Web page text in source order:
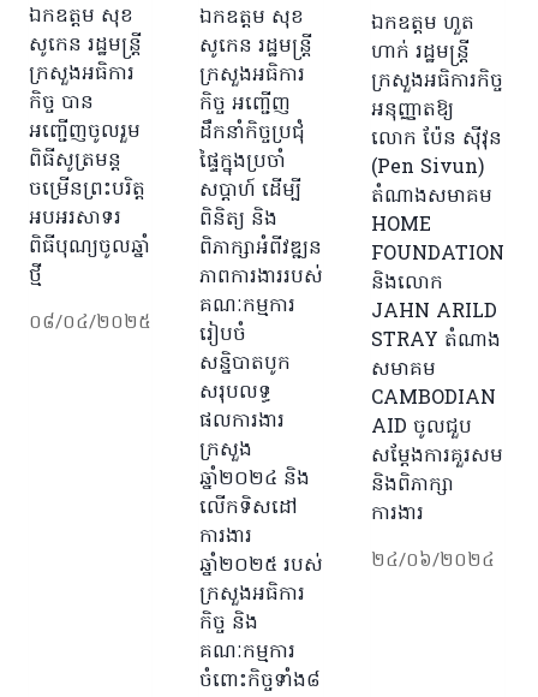
ឯកឧត្ដម សុខ
សូកេន រដ្ឋមន្ត្រី
ក្រសួងអធិការ
កិច្ច បាន
អញ្ជើញចូលរួម
ពិធីសូត្រមន្ត
ចម្រើនព្រះបរិត្ត
អបអរសាទរ
ពិធីបុណ្យចូលឆ្នាំ
ថ្មី
០៨/០៤/២០២៥
ឯកឧត្តម សុខ
សូកេន រដ្ឋមន្រ្តី
ក្រសួងអធិការ
កិច្ច អញ្ជើញ
ដឹកនាំកិច្ចប្រជុំ
ផ្ទៃក្នុងប្រចាំ
សប្ដាហ៍ ដើម្បី
ពិនិត្យ និង
ពិភាក្សាអំពីវឌ្ឍន
ភាពការងាររបស់
គណៈកម្មការ
រៀបចំ
សន្និបាតបូក
សរុបលទ្ធ
ផលការងារ
ក្រសួង
ឆ្នាំ២០២៤ និង
លើកទិសដៅ
ការងារ
ឆ្នាំ២០២៥ របស់
ក្រសួងអធិការ
កិច្ច និង
គណៈកម្មការ
ចំពោះកិច្ចទាំង៨
ឯកឧត្តម ហួត
ហាក់ រដ្ឋមន្ត្រី
ក្រសួងអធិការកិច្ច
អនុញ្ញាតឱ្យ
លោក ប៉ែន ស៊ីវុន
(Pen Sivun)
តំណាងសមាគម
HOME
FOUNDATION
និងលោក
JAHN ARILD
STRAY តំណាង
សមាគម
CAMBODIAN
AID ចូលជួប
សម្តែងការគួរសម
និងពិភាក្សា
ការងារ
២៤/០៦/២០២៤